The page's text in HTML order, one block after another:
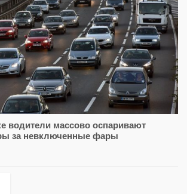
водители массово оспаривают
за невключенные фары